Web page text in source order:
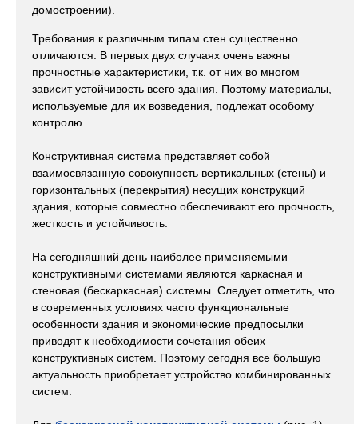
домостроении).
Требования к различным типам стен существенно
отличаются. В первых двух случаях очень важны
прочностные характеристики, т.к. от них во многом
зависит устойчивость всего здания. Поэтому материалы,
используемые для их возведения, подлежат особому
контролю.
Конструктивная система представляет собой
взаимосвязанную совокупность вертикальных (стены) и
горизонтальных (перекрытия) несущих конструкций
здания, которые совместно обеспечивают его прочность,
жесткость и устойчивость.
На сегодняшний день наиболее применяемыми
конструктивными системами являются каркасная и
стеновая (бескаркасная) системы. Следует отметить, что
в современных условиях часто функциональные
особенности здания и экономические предпосылки
приводят к необходимости сочетания обеих
конструктивных систем. Поэтому сегодня все большую
актуальность приобретает устройство комбинированных
систем.